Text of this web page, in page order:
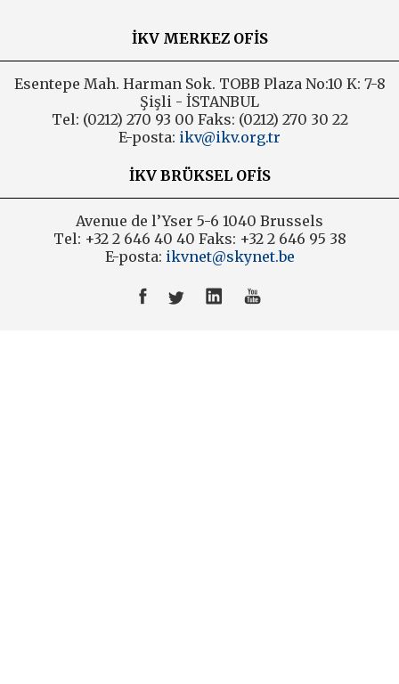
2007
2006
İKV MERKEZ OFİS
Esentepe Mah. Harman Sok. TOBB Plaza No:10 K: 7-8
Şişli - İSTANBUL
Tel: (0212) 270 93 00 Faks: (0212) 270 30 22
E-posta: ikv@ikv.org.tr
İKV BRÜKSEL OFİS
Avenue de l’Yser 5-6 1040 Brussels
Tel: +32 2 646 40 40 Faks: +32 2 646 95 38
E-posta: ikvnet@skynet.be